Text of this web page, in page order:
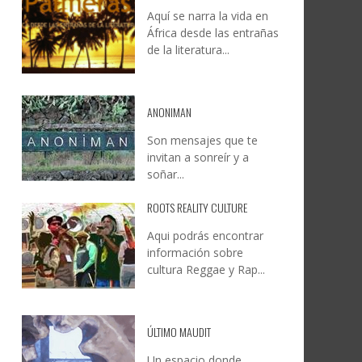
DOCANARIAS CONVOCA A
INSTITUCIONES A REFLEXIONAR
SOBRE LA INTERNACIONALIZACIÓN
CREATIVA CANARIA, 6 AGOSTO, 2026
JESÚS RODRÍGUEZ FALCÓN:
NATURALEZA, CAMINO Y
FOTOGRAFÍA
Aquí se narra la vida en
África desde las entrañas
de la literatura...
ANONIMAN
Son mensajes que te
invitan a sonreír y a
soñar...
ROOTS REALITY CULTURE
Aqui podrás encontrar
información sobre
cultura Reggae y Rap...
ÚLTIMO MAUDIT